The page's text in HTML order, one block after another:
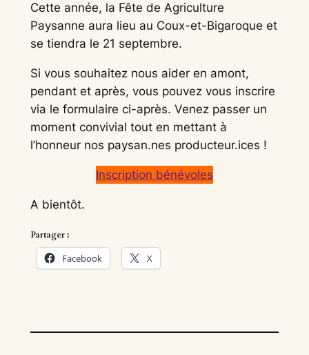
Cette année, la Fête de Agriculture
Paysanne aura lieu au Coux-et-Bigaroque et
se tiendra le 21 septembre.
Si vous souhaitez nous aider en amont,
pendant et après, vous pouvez vous inscrire
via le formulaire ci-après. Venez passer un
moment convivial tout en mettant à
l’honneur nos paysan.nes producteur.ices !
Inscription bénévoles
A bientôt.
Partager :
Facebook X